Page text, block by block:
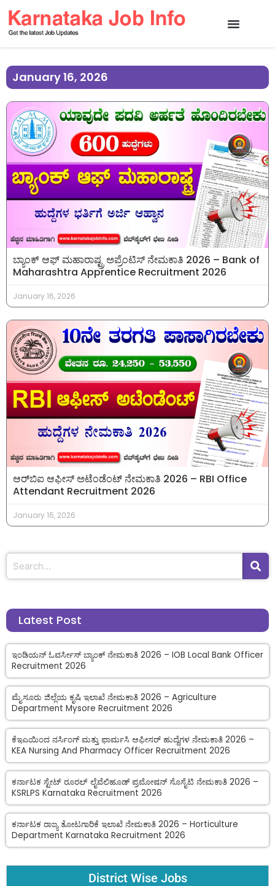
January 16, 2026
ಬ್ಯಾಂಕ್ ಆಫ್ ಮಹಾರಾಷ್ಟ್ರ ಅಪ್ರೆಂಟಿಸ್ ನೇಮಕಾತಿ 2026 – Bank of
Maharashtra Apprentice Recruitment 2026
January 16, 2026
ಆರ್‌ಬಿಐ ಆಫೀಸ್ ಅಟೆಂಡೆಂಟ್ ನೇಮಕಾತಿ 2026 – RBI Office
Attendant Recruitment 2026
January 16, 2026
Latest Post
ಇಂಡಿಯನ್ ಓವರ್ಸೀಸ್ ಬ್ಯಾಂಕ್ ನೇಮಕಾತಿ 2026 – IOB Local Bank Officer
Recruitment 2026
ಮೈಸೂರು ಜಿಲ್ಲೆಯ ಕೃಷಿ ಇಲಾಖೆ ನೇಮಕಾತಿ 2026 – Agriculture
Department Mysore Recruitment 2026
ಕೆಇಎಯಿಂದ ನರ್ಸಿಂಗ್ ಮತ್ತು ಫಾರ್ಮಸಿ ಆಫೀಸರ್ ಹುದ್ದೆಗಳ ನೇಮಕಾತಿ 2026 –
KEA Nursing And Pharmacy Officer Recruitment 2026
ಕರ್ನಾಟಕ ಸ್ಟೇಟ್ ರೂರಲ್ ಲೈವೆಲಿಹೂಡ್ ಪ್ರಮೋಷನ್ ಸೊಸೈಟಿ ನೇಮಕಾತಿ 2026 –
KSRLPS Karnataka Recruitment 2026
ಕರ್ನಾಟಕ ರಾಜ್ಯ ತೋಟಗಾರಿಕೆ ಇಲಾಖೆ ನೇಮಕಾತಿ 2026 – Horticulture
Department Karnataka Recruitment 2026
District Wise Jobs